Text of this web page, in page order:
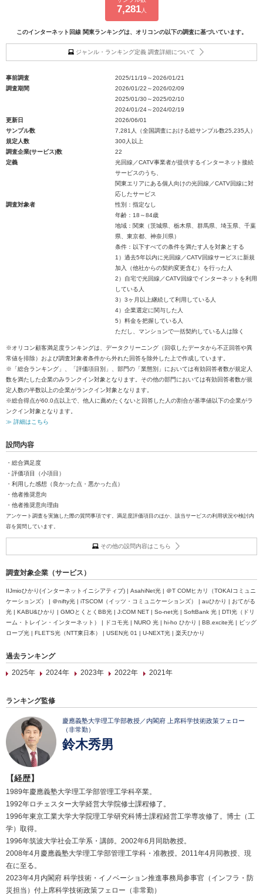
7,281人
このインターネット回線 関東ランキングは、オリコンの以下の調査に基づいています。
ジャンル・ランキング定義 調査詳細について
事前調査
2025/11/19～2026/01/21
調査期間
2026/01/22～2026/02/09
2025/01/30～2025/02/10
2024/01/24～2024/02/19
更新日
2026/06/01
サンプル数
7,281人（全国調査における総サンプル数25,235人）
規定人数
300人以上
調査企業(サービス)数
22
定義
光回線／CATV事業者が提供するインターネット接続
サービスのうち、
関東エリアにある個人向けの光回線／CATV回線に対
応したサービス
調査対象者
性別：指定なし
年齢：18～84歳
地域：関東（茨城県、栃木県、群馬県、埼玉県、千葉
県、東京都、神奈川県）
条件：以下すべての条件を満たす人を対象とする
1）過去5年以内に光回線／CATV回線サービスに新規
加入（他社からの契約変更含む）を行った人
2）自宅で光回線／CATV回線でインターネットを利用
している人
3）3ヶ月以上継続して利用している人
4）企業選定に関与した人
5）料金を把握している人
ただし、マンションで一括契約している人は除く
※オリコン顧客満足度ランキングは、データクリーニング（回収したデータから不正回答や異
常値を排除）および調査対象者条件から外れた回答を除外した上で作成しています。
※「総合ランキング」、「評価項目別」、部門の「業態別」においては有効回答者数が規定人
数を満たした企業のみランクイン対象となります。その他の部門においては有効回答者数が規
定人数の半数以上の企業がランクイン対象となります。
※総合得点が60.0点以上で、他人に薦めたくないと回答した人の割合が基準値以下の企業がラ
ンクイン対象となります。
≫ 詳細はこちら
設問内容
・総合満足度
・評価項目（小項目）
・利用した感想（良かった点・悪かった点）
・他者推奨意向
・他者推奨意向理由
アンケート調査を実施した際の質問事項です。満足度評価項目のほか、該当サービスの利用状況や検討内
容を質問しています。
その他の設問内容はこちら
調査対象企業（サービス）
IIJmioひかり(インターネットイニシアティブ) | AsahiNet光 | ＠T COMヒカリ（TOKAIコミュニ
ケーションズ） | ＠nifty光 | iTSCOM（イッツ・コミュニケーションズ） | auひかり | おてがる
光 | KABU&ひかり | GMOとくとくBB光 | J:COM NET | So-net光 | SoftBank 光 | DTI光（ドリ
ーム・トレイン・インターネット） | ドコモ光 | NURO 光 | hi-ho ひかり | BB.excite光 | ビッグ
ローブ光 | FLET’S光（NTT東日本） | USEN光 01 | U-NEXT光 | 楽天ひかり
過去ランキング
2025年
2024年 2023年 2022年 2021年
ランキング監修
慶應義塾大学理工学部教授／内閣府 上席科学技術政策フェロー
（非常勤）
鈴木秀男
【経歴】
1989年慶應義塾大学理工学部管理工学科卒業。
1992年ロチェスター大学経営大学院修士課程修了。
1996年東京工業大学大学院理工学研究科博士課程経営工学専攻修了。博士（工
学）取得。
1996年筑波大学社会工学系・講師。2002年6月同助教授。
2008年4月慶應義塾大学理工学部管理工学科・准教授。2011年4月同教授、現
在に至る。
2023年4月内閣府 科学技術・イノベーション推進事務局参事官（インフラ・防
災担当）付上席科学技術政策フェロー（非常勤）